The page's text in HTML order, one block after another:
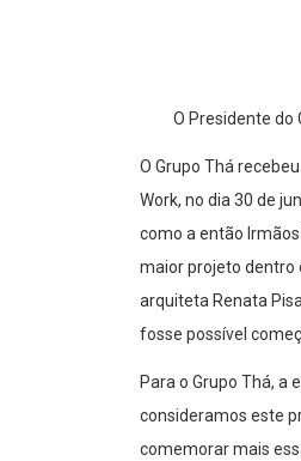
O Presidente
O Grupo Thá
Work, no dia 30 de
como a então
maior projeto dentro
arquiteta Renata
fosse possível
Para o Grupo Thá, a
consideramos este
comemorar mais